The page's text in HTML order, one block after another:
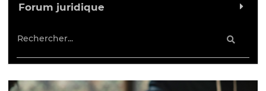
Forum juridique